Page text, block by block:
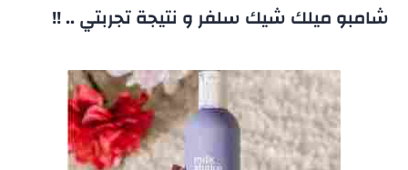
شامبو ميلك شيك سلفر و نتيجة تجربتي .. !!